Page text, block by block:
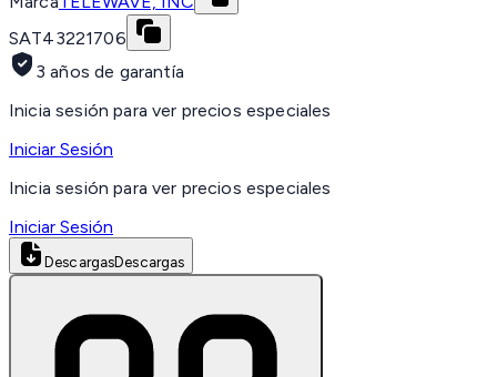
SAT43221706
3 años de garantía
Inicia sesión para ver precios especiales
Iniciar Sesión
Inicia sesión para ver precios especiales
Iniciar Sesión
DescargasDescargas